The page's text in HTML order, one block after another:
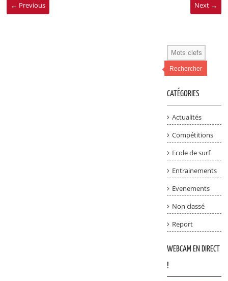
← Previous Next →
Rechercher
CATÉGORIES
Actualités
Compétitions
Ecole de surf
Entrainements
Evenements
Non classé
Report
WEBCAM EN DIRECT
!